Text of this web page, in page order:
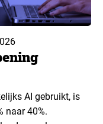
AI gebruikt, is
naar 40%.